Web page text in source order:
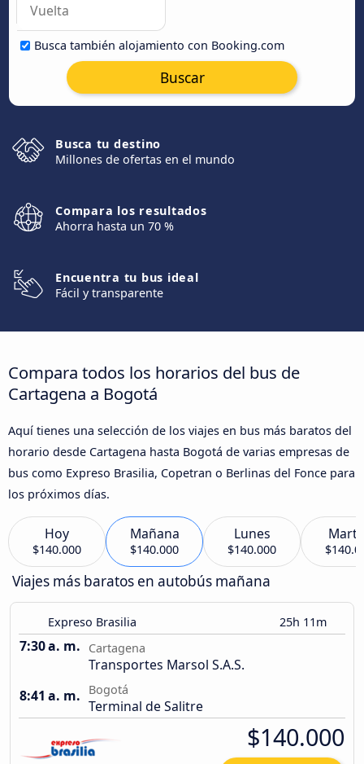
Busca también alojamiento con Booking.com
Buscar
Busca tu destino
Millones de ofertas en el mundo
Compara los resultados
Ahorra hasta un 70 %
Encuentra tu bus ideal
Fácil y transparente
Compara todos los horarios del bus de
Cartagena a Bogotá
Aquí tienes una selección de los viajes en bus más baratos del
horario desde Cartagena hasta Bogotá de varias empresas de
bus como Expreso Brasilia, Copetran o Berlinas del Fonce para
los próximos días.
Hoy
$140.000
Mañana
$140.000
Lunes
$140.000
Viajes más baratos en autobús mañana
Expreso Brasilia 25h 11m
7:30 a. m. Cartagena
Transportes Marsol S.A.S.
8:41 a. m.
Bogotá
Terminal de Salitre
$140.000